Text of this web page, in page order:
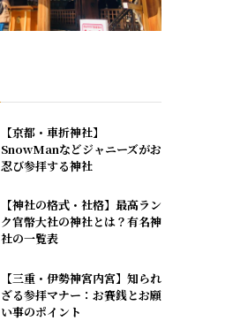
【京都・車折神社】
SnowManなどジャニーズがお
忍び参拝する神社
【神社の格式・社格】最高ラン
ク官幣大社の神社とは？有名神
社の一覧表
【三重・伊勢神宮内宮】知られ
ざる参拝マナー：お賽銭とお願
い事のポイント